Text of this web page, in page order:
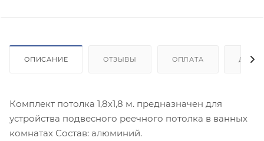
ОПИСАНИЕ ОТЗЫВЫ ОПЛАТА
Комплект потолка 1,8х1,8 м. предназначен для
устройства подвесного реечного потолка в ванных
комнатах Состав: алюминий.